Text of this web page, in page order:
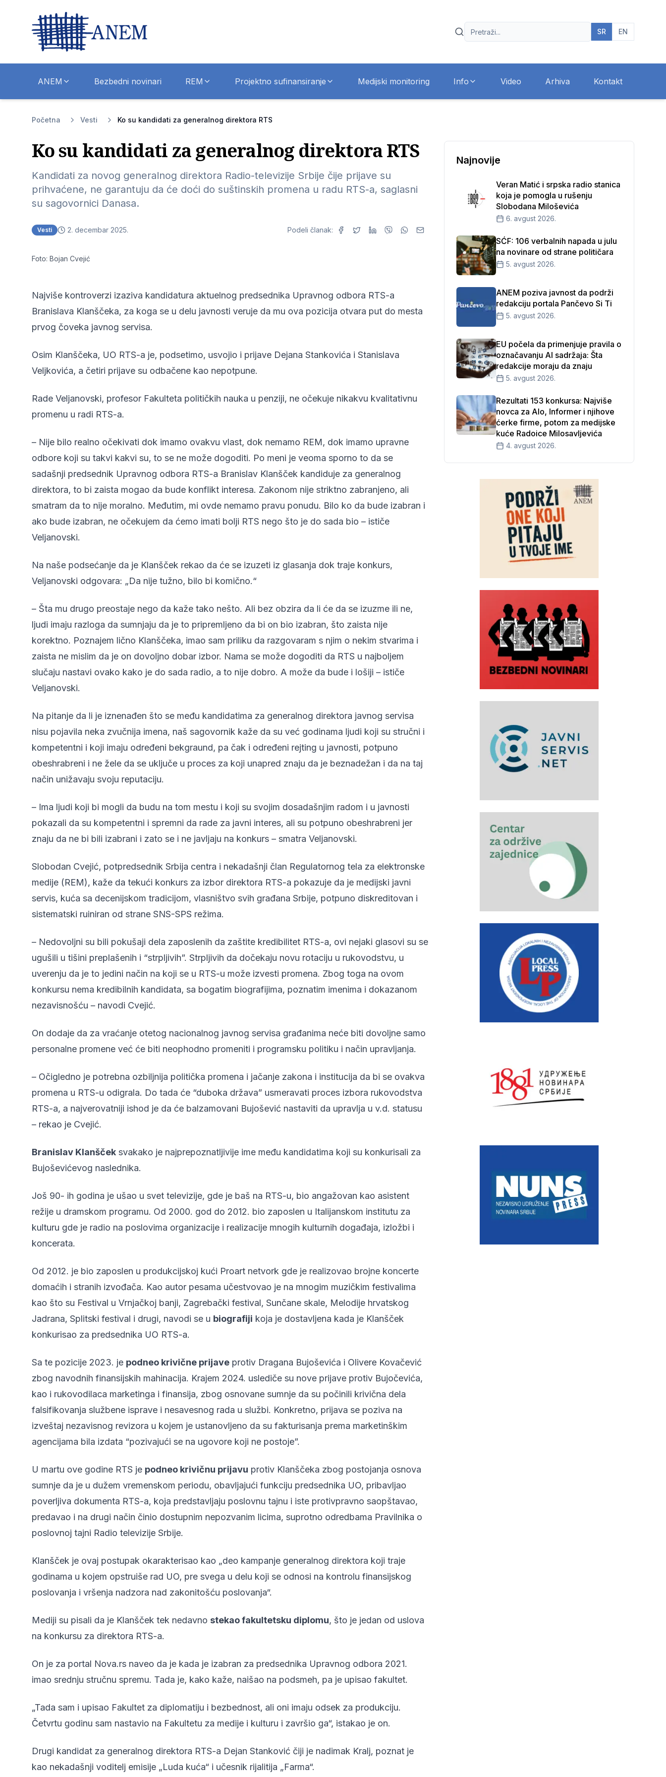
SR EN
ANEM Bezbedni novinari REM Projektno sufinansiranje Medijski monitoring Info Video Arhiva Kontakt
Početna Vesti Ko su kandidati za generalnog direktora RTS
Ko su kandidati za generalnog direktora RTS
Kandidati za novog generalnog direktora Radio-televizije Srbije čije prijave su
prihvaćene, ne garantuju da će doći do suštinskih promena u radu RTS-a, saglasni
su sagovornici Danasa.
Vesti 2. decembar 2025. Podeli članak:
Foto: Bojan Cvejić
Najviše kontroverzi izaziva kandidatura aktuelnog predsednika Upravnog odbora RTS-a
Branislava Klanščeka, za koga se u delu javnosti veruje da mu ova pozicija otvara put do mesta
prvog čoveka javnog servisa.
Osim Klanščeka, UO RTS-a je, podsetimo, usvojio i prijave Dejana Stankovića i Stanislava
Veljkovića, a četiri prijave su odbačene kao nepotpune.
Rade Veljanovski, profesor Fakulteta političkih nauka u penziji, ne očekuje nikakvu kvalitativnu
promenu u radi RTS-a.
– Nije bilo realno očekivati dok imamo ovakvu vlast, dok nemamo REM, dok imamo upravne
odbore koji su takvi kakvi su, to se ne može dogoditi. Po meni je veoma sporno to da se
sadašnji predsednik Upravnog odbora RTS-a Branislav Klanšček kandiduje za generalnog
direktora, to bi zaista mogao da bude konflikt interesa. Zakonom nije striktno zabranjeno, ali
smatram da to nije moralno. Međutim, mi ovde nemamo pravu ponudu. Bilo ko da bude izabran i
ako bude izabran, ne očekujem da ćemo imati bolji RTS nego što je do sada bio – ističe
Veljanovski.
Na naše podsećanje da je Klanšček rekao da će se izuzeti iz glasanja dok traje konkurs,
Veljanovski odgovara: „Da nije tužno, bilo bi komično.“
– Šta mu drugo preostaje nego da kaže tako nešto. Ali bez obzira da li će da se izuzme ili ne,
ljudi imaju razloga da sumnjaju da je to pripremljeno da bi on bio izabran, što zaista nije
korektno. Poznajem lično Klanščeka, imao sam priliku da razgovaram s njim o nekim stvarima i
zaista ne mislim da je on dovoljno dobar izbor. Nama se može dogoditi da RTS u najboljem
slučaju nastavi ovako kako je do sada radio, a to nije dobro. A može da bude i lošiji – ističe
Veljanovski.
Na pitanje da li je iznenađen što se među kandidatima za generalnog direktora javnog servisa
nisu pojavila neka zvučnija imena, naš sagovornik kaže da su već godinama ljudi koji su stručni i
kompetentni i koji imaju određeni bekgraund, pa čak i određeni rejting u javnosti, potpuno
obeshrabreni i ne žele da se uključe u proces za koji unapred znaju da je beznadežan i da na taj
način unižavaju svoju reputaciju.
– Ima ljudi koji bi mogli da budu na tom mestu i koji su svojim dosadašnjim radom i u javnosti
pokazali da su kompetentni i spremni da rade za javni interes, ali su potpuno obeshrabreni jer
znaju da ne bi bili izabrani i zato se i ne javljaju na konkurs – smatra Veljanovski.
Slobodan Cvejić, potpredsednik Srbija centra i nekadašnji član Regulatornog tela za elektronske
medije (REM), kaže da tekući konkurs za izbor direktora RTS-a pokazuje da je medijski javni
servis, kuća sa decenijskom tradicijom, vlasništvo svih građana Srbije, potpuno diskreditovan i
sistematski ruiniran od strane SNS-SPS režima.
– Nedovoljni su bili pokušaji dela zaposlenih da zaštite kredibilitet RTS-a, ovi nejaki glasovi su se
ugušili u tišini preplašenih i “strpljivih”. Strpljivih da dočekaju novu rotaciju u rukovodstvu, u
uverenju da je to jedini način na koji se u RTS-u može izvesti promena. Zbog toga na ovom
konkursu nema kredibilnih kandidata, sa bogatim biografijima, poznatim imenima i dokazanom
nezavisnošću – navodi Cvejić.
On dodaje da za vraćanje otetog nacionalnog javnog servisa građanima neće biti dovoljne samo
personalne promene već će biti neophodno promeniti i programsku politiku i način upravljanja.
– Očigledno je potrebna ozbiljnija politička promena i jačanje zakona i institucija da bi se ovakva
promena u RTS-u odigrala. Do tada će “duboka država” usmeravati proces izbora rukovodstva
RTS-a, a najverovatniji ishod je da će balzamovani Bujošević nastaviti da upravlja u v.d. statusu
– rekao je Cvejić.
Branislav Klanšček svakako je najprepoznatljivije ime među kandidatima koji su konkurisali za
Bujoševićevog naslednika.
Još 90- ih godina je ušao u svet televizije, gde je baš na RTS-u, bio angažovan kao asistent
režije u dramskom programu. Od 2000. god do 2012. bio zaposlen u Italijanskom institutu za
kulturu gde je radio na poslovima organizacije i realizacije mnogih kulturnih događaja, izložbi i
koncerata.
Od 2012. je bio zaposlen u produkcijskoj kući Proart netvork gde je realizovao brojne koncerte
domaćih i stranih izvođača. Kao autor pesama učestvovao je na mnogim muzičkim festivalima
kao što su Festival u Vrnjačkoj banji, Zagrebački festival, Sunčane skale, Melodije hrvatskog
Jadrana, Splitski festival i drugi, navodi se u biografiji koja je dostavljena kada je Klanšček
konkurisao za predsednika UO RTS-a.
Sa te pozicije 2023. je podneo krivične prijave protiv Dragana Bujoševića i Olivere Kovačević
zbog navodnih finansijskih mahinacija. Krajem 2024. uslediče su nove prijave protiv Bujočevića,
kao i rukovodilaca marketinga i finansija, zbog osnovane sumnje da su počinili krivična dela
falsifikovanja službene isprave i nesavesnog rada u službi. Konkretno, prijava se poziva na
izveštaj nezavisnog revizora u kojem je ustanovljeno da su fakturisanja prema marketinškim
agencijama bila izdata “pozivajući se na ugovore koji ne postoje”.
U martu ove godine RTS je podneo krivičnu prijavu protiv Klanščeka zbog postojanja osnova
sumnje da je u dužem vremenskom periodu, obavljajući funkciju predsednika UO, pribavljao
poverljiva dokumenta RTS-a, koja predstavljaju poslovnu tajnu i iste protivpravno saopštavao,
predavao i na drugi način činio dostupnim nepozvanim licima, suprotno odredbama Pravilnika o
poslovnoj tajni Radio televizije Srbije.
Klanšček je ovaj postupak okarakterisao kao „deo kampanje generalnog direktora koji traje
godinama u kojem opstruiše rad UO, pre svega u delu koji se odnosi na kontrolu finansijskog
poslovanja i vršenja nadzora nad zakonitošću poslovanja“.
Mediji su pisali da je Klanšček tek nedavno stekao fakultetsku diplomu, što je jedan od uslova
na konkursu za direktora RTS-a.
On je za portal Nova.rs naveo da je kada je izabran za predsednika Upravnog odbora 2021.
imao srednju stručnu spremu. Tada je, kako kaže, naišao na podsmeh, pa je upisao fakultet.
„Tada sam i upisao Fakultet za diplomatiju i bezbednost, ali oni imaju odsek za produkciju.
Četvrtu godinu sam nastavio na Fakultetu za medije i kulturu i završio ga“, istakao je on.
Drugi kandidat za generalnog direktora RTS-a Dejan Stanković čiji je nadimak Kralj, poznat je
kao nekadašnji voditelj emisije „Luda kuća“ i učesnik rijalitija „Farma“.
Najnovije
Veran Matić i srpska radio stanica
koja je pomogla u rušenju
Slobodana Miloševića
6. avgust 2026.
SĆF: 106 verbalnih napada u julu
na novinare od strane političara
5. avgust 2026.
ANEM poziva javnost da podrži
redakciju portala Pančevo Si Ti
5. avgust 2026.
EU počela da primenjuje pravila o
označavanju AI sadržaja: Šta
redakcije moraju da znaju
5. avgust 2026.
Rezultati 153 konkursa: Najviše
novca za Alo, Informer i njihove
ćerke firme, potom za medijske
kuće Radoice Milosavljevića
4. avgust 2026.